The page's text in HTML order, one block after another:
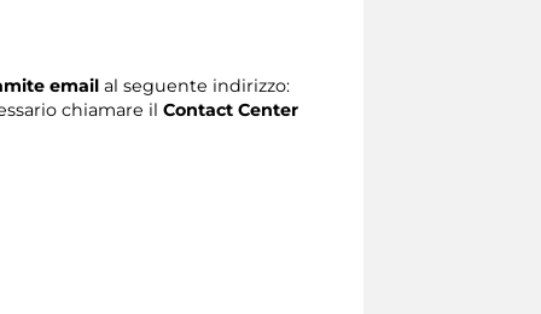
email al seguente indirizzo:
chiamare il Contact Center